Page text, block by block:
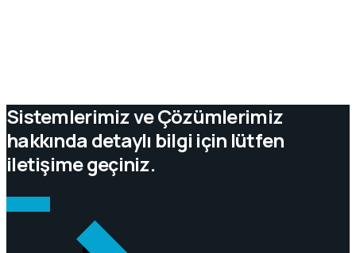
Sistemlerimiz ve Çözümlerimiz
hakkında detaylı bilgi için lütfen
iletişime geçiniz.